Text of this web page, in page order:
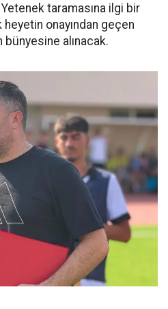
taramasına ilgi bir
onayından geçen
alınacak.